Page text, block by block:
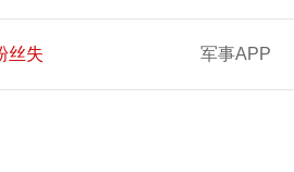
军事APP